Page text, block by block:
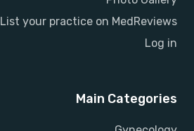
List your practice on MedReviews
Log in
Main Categories